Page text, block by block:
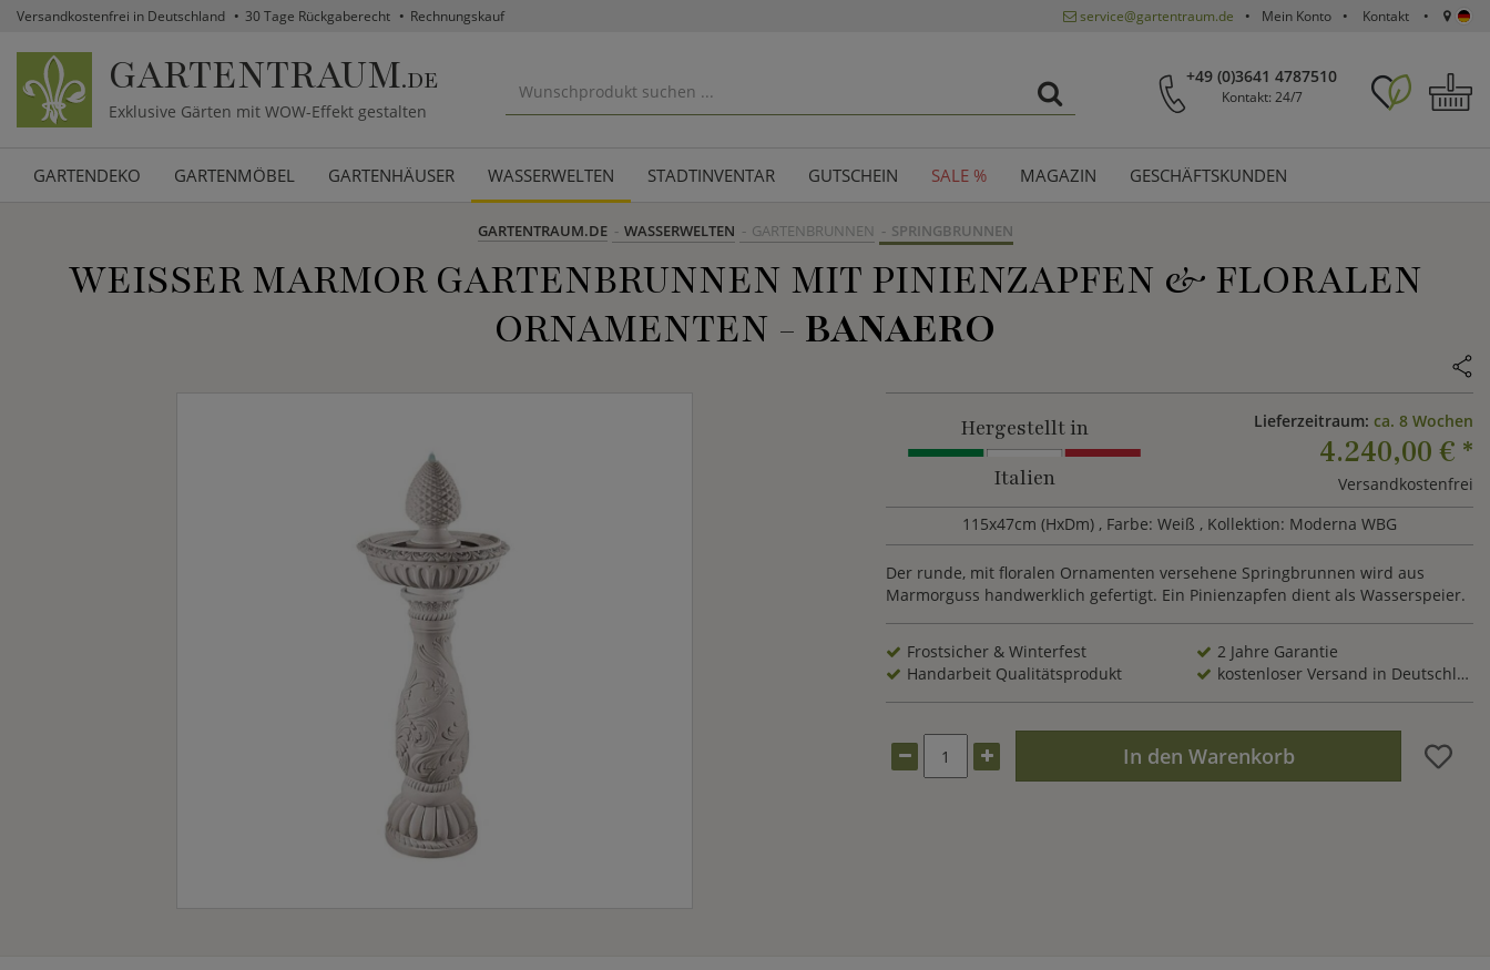
Versandkostenfrei in Deutschland 30 Tage Rückgaberecht Rechnungskauf service@gartentraum.de Mein Konto Kontakt
GARTENTRAUM.DE
Exklusive Gärten mit WOW-Effekt gestalten
+49 (0)3641 4787510
Kontakt: 24/7
GARTENDEKO GARTENMÖBEL GARTENHÄUSER WASSERWELTEN STADTINVENTAR GUTSCHEIN SALE % MAGAZIN GESCHÄFTSKUNDEN
GARTENTRAUM.DE WASSERWELTEN GARTENBRUNNEN SPRINGBRUNNEN
WEISSER MARMOR GARTENBRUNNEN MIT PINIENZAPFEN & FLORALEN O
RNAMENTEN - BANAERO
Hergestellt in
Italien
Lieferzeitraum: ca. 8 Wochen
4.240,00 € *
Versandkostenfrei
115x47cm (HxDm) , Farbe: Weiß , Kollektion: Moderna WBG
Der runde, mit floralen Ornamenten versehene Springbrunnen wird aus
Marmorguss handwerklich gefertigt. Ein Pinienzapfen dient als Wasserspeier.
Frostsicher & Winterfest
2 Jahre Garantie
Handarbeit Qualitätsprodukt
kostenloser Versand in Deutschland
In den Warenkorb